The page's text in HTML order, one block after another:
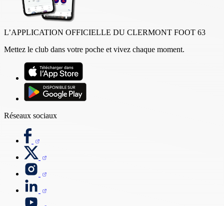
L’APPLICATION OFFICIELLE DU CLERMONT FOOT 63
Mettez le club dans votre poche et vivez chaque moment.
Réseaux sociaux